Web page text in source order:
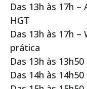
Das 13h às 17h
HGT
Das 13h às 17h
prática
Das 13h às
Das 14h às